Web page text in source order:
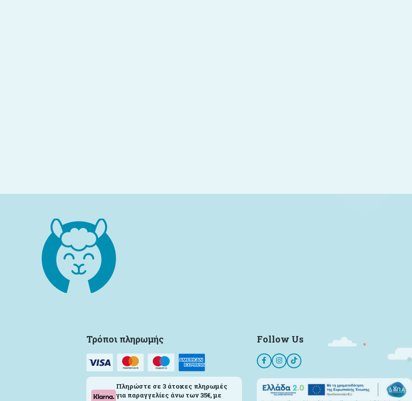
Τρόποι πληρωμής
Πληρώστε σε 3 άτοκες πληρωμές
για παραγγελίες άνω των 35€, με
Follow Us